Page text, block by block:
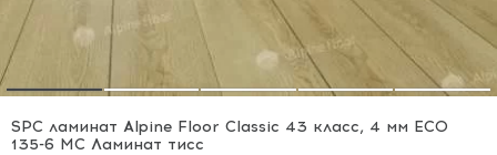
SPC ламинат Alpine Floor Classic 43 класс, 4 мм ECO
135-6 МС Ламинат тисс